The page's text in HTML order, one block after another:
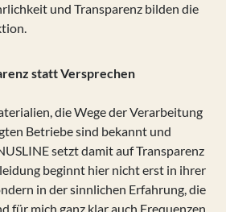
und Transparenz bilden die
statt Versprechen
die Wege der Verarbeitung
Betriebe sind bekannt und
setzt damit auf Transparenz
beginnt hier nicht erst in ihrer
in der sinnlichen Erfahrung, die
für mich ganz klar auch Frequenzen,